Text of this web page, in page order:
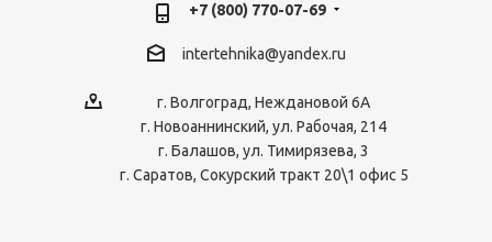
+7 (800) 770-07-69
intertehnika@yandex.ru
г. Волгоград, Неждановой 6А
г. Новоаннинский, ул. Рабочая, 214
г. Балашов, ул. Тимирязева, 3
г. Саратов, Сокурский тракт 20\1 офис 5